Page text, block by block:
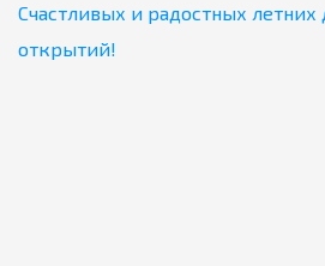
Счастливых и радостных летних
открытий!